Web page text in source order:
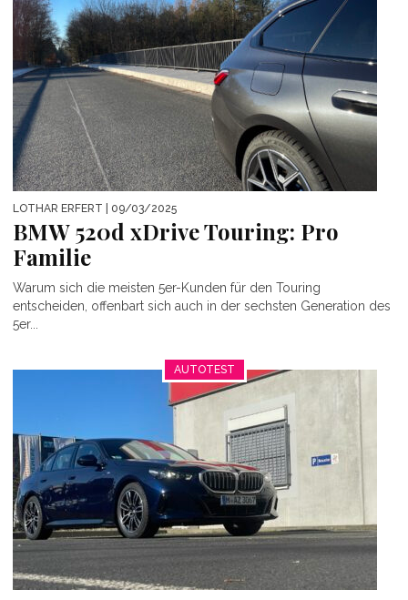
LOTHAR ERFERT | 09/03/2025
BMW 520d xDrive Touring: Pro
Familie
Warum sich die meisten 5er-Kunden für den Touring
entscheiden, offenbart sich auch in der sechsten Generation des
5er...
AUTOTEST